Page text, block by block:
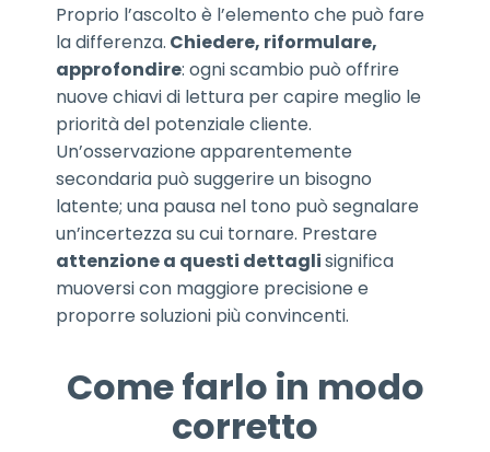
Proprio l’ascolto è l’elemento che può fare
la differenza. Chiedere, riformulare,
approfondire: ogni scambio può offrire
nuove chiavi di lettura per capire meglio le
priorità del potenziale cliente.
Un’osservazione apparentemente
secondaria può suggerire un bisogno
latente; una pausa nel tono può segnalare
un’incertezza su cui tornare. Prestare
attenzione a questi dettaglisignifica
muoversi con maggiore precisione e
proporre soluzioni più convincenti.
Come farlo in modo
corretto